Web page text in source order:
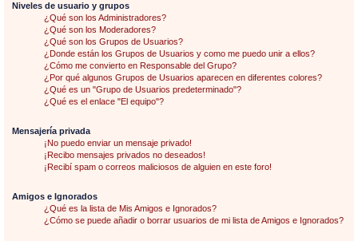
Niveles de usuario y grupos
¿Qué son los Administradores?
¿Qué son los Moderadores?
¿Qué son los Grupos de Usuarios?
¿Donde están los Grupos de Usuarios y como me puedo unir a ellos?
¿Cómo me convierto en Responsable del Grupo?
¿Por qué algunos Grupos de Usuarios aparecen en diferentes colores?
¿Qué es un "Grupo de Usuarios predeterminado"?
¿Qué es el enlace "El equipo"?
Mensajería privada
¡No puedo enviar un mensaje privado!
¡Recibo mensajes privados no deseados!
¡Recibí spam o correos maliciosos de alguien en este foro!
Amigos e Ignorados
¿Qué es la lista de Mis Amigos e Ignorados?
¿Cómo se puede añadir o borrar usuarios de mi lista de Amigos e Ignorados?